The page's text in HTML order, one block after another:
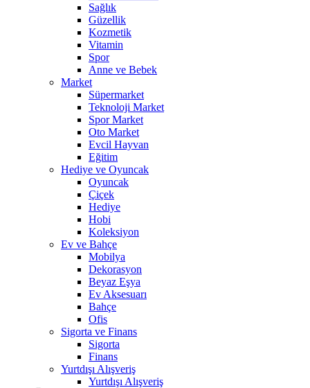
Sağlık
Güzellik
Kozmetik
Vitamin
Spor
Anne ve Bebek
Market
Süpermarket
Teknoloji Market
Spor Market
Oto Market
Evcil Hayvan
Eğitim
Hediye ve Oyuncak
Oyuncak
Çiçek
Hediye
Hobi
Koleksiyon
Ev ve Bahçe
Mobilya
Dekorasyon
Beyaz Eşya
Ev Aksesuarı
Bahçe
Ofis
Sigorta ve Finans
Sigorta
Finans
Yurtdışı Alışveriş
Yurtdışı Alışveriş